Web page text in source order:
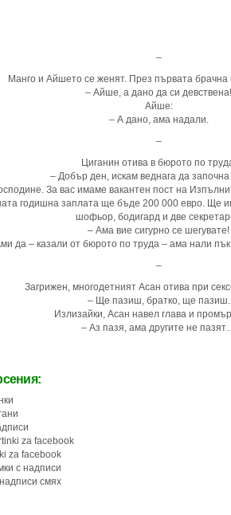
–
Манго и Айшето се женят. През първата брачна
– Айше, а дано да си девствена!
Айше:
– А дано, ама надали.
–
Циганин отива в бюрото по
– Добър ден, искам веднага да
За вас имаме вакантен пост на
годишна заплата ще бъде 200 000 евро. Ще
шофьор, бодигард и две
– Ама вие сигурно се шегувате!
да – казали от бюрото по труда – ама нали
–
Загрижен, многодетният Асан отива при
– Ще пазиш, братко, ще пазиш.
Излизайки, Асан навел глава и
– Аз пазя, ама другите не
za facebook
za facebook
с надписи
смях